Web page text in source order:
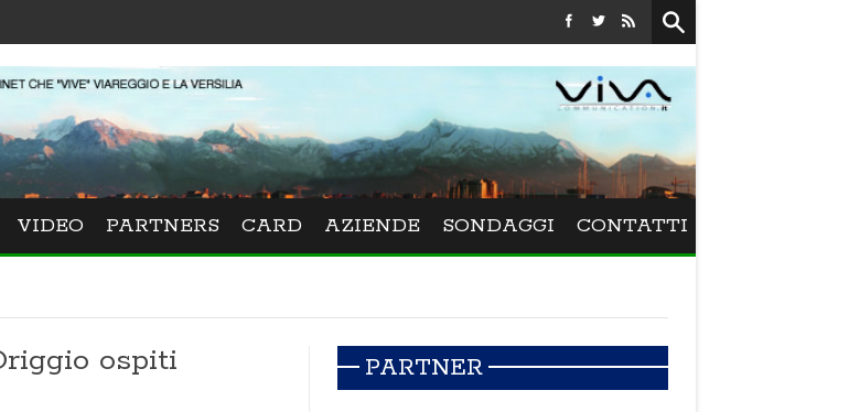
Festival La Versiliana - La direttrice lucchese Beatrice Venezi torna
VIDEO PARTNERS CARD AZIENDE SONDAGGI CONTATTI
ospiti
PARTNER